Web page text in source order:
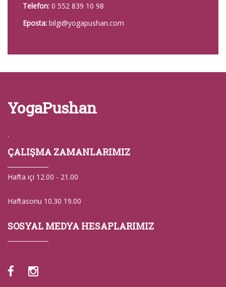
Telefon: 0 552 839 10 98
Eposta: bilgi@yogapushan.com
YogaPushan
.
ÇALIŞMA ZAMANLARIMIZ
Hafta içi 12.00 - 21.00
Haftasonu 10.30 19.00
SOSYAL MEDYA HESAPLARIMIZ